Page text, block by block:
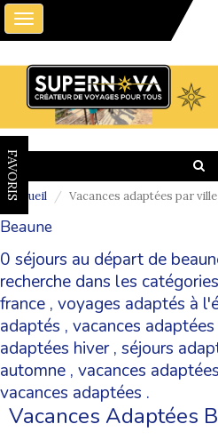
Toggle
navigation
FAVORIS
Accueil Vacances adaptées par
Beaune
0 séjours au départ de
recherche dans les catégories
france , voyages adaptés à
adaptés , vacances
adaptées hiver, séjours
automne , vacances
vacances adaptées .
Vacances Adaptées